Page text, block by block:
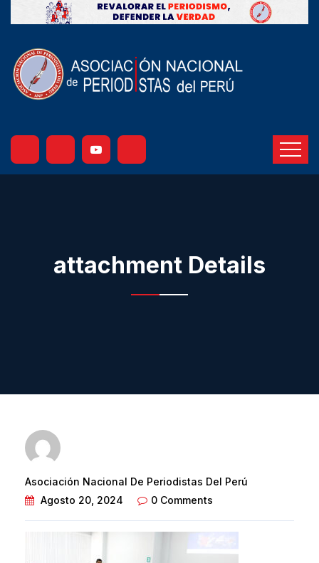
attachment Details
Asociación Nacional De Periodistas Del Perú
Agosto 20, 2024
0 Comments